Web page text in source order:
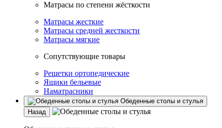
Матрасы по степени жёсткости
Матрасы жесткие
Матрасы средней жесткости
Матрасы мягкие
Сопутствующие товары
Решетки ортопедические
Ящики бельевые
Наматрасники
Обеденные столы и стулья
Назад